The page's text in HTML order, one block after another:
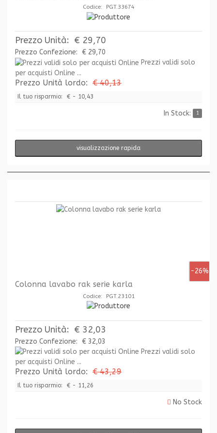
Codice: PGT.33674
Prezzo Unità: € 29,70
Prezzo Confezione:
€ 29,70
Prezzi validi solo
per acquisti Online ...
Prezzo Unità lordo: € 40,13
Il tuo risparmio: € - 10,43
In Stock: 1
visualizzazione rapida
-26%
Colonna lavabo rak serie karla
Codice: PGT.23101
Prezzo Unità: € 32,03
Prezzo Confezione:
€ 32,03
Prezzi validi solo
per acquisti Online ...
Prezzo Unità lordo: € 43,29
Il tuo risparmio: € - 11,26
No Stock